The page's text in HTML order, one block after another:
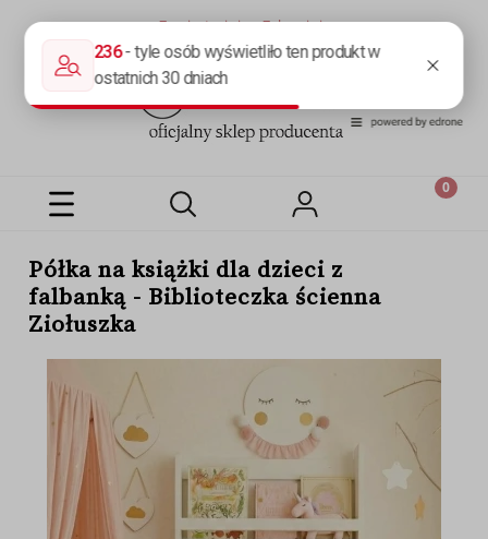
Zarejestruj się Zaloguj się
Półka na książki dla dzieci z
falbanką - Biblioteczka ścienna
Ziołuszka